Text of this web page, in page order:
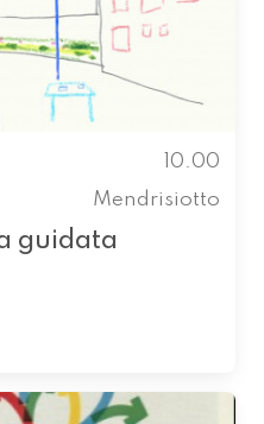
10.00
Mendrisiotto
guidata